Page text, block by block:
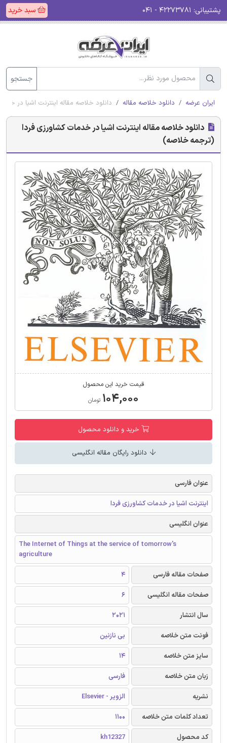
پشتیبانی: سبد خرید
جستجو
ایران عرضه دانلود خلاصه مقاله دانلود خلاصه مقاله اینترنت اشیا در
دانلود خلاصه مقاله اینترنت اشیا در خدمات کشاورزی فردا
(ترجمه خلاصه)
قیمت خرید این محصول
۱۰۴,۰۰۰ تومان
خرید و دانلود محصول
دانلود رایگان مقاله انگلیسی
عنوان فارسی
اینترنت اشیا در خدمات کشاورزی فردا
عنوان انگلیسی
The Internet of Things at the service of tomorrow's
agriculture
صفحات مقاله فارسی
4
صفحات مقاله انگلیسی
6
سال انتشار
2021
فونت متن خلاصه
بی نازنین
سایز متن خلاصه
14
زبان متن خلاصه
فارسی
نشریه
الزویر - Elsevier
تعداد کلمات متن خلاصه
1100
کد محصول
kh12327